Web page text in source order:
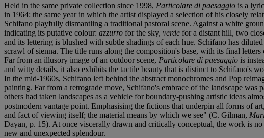
Held in the same private collection since 1998, Particolare di paesaggio is a
in 1964: the same year in which the artist displayed a selection of his closely
Schifano playfully dismantling a traditional pastoral scene. Against a white
indicating its putative colour: azzurro for the sky, verde for a distant hill, two
and its lettering is blushed with subtle shadings of each hue. Schifano has
scrawl of sienna. The title runs along the composition's base, with its final
Far from an illusory image of an outdoor scene, Particolare di paesaggio is
and witty details, it also exhibits the tactile beauty that is distinct to Schifano's
In the mid-1960s, Schifano left behind the abstract monochromes and Pop
painting. Far from a retrograde move, Schifano's embrace of the landscape
others had taken landscapes as a vehicle for boundary-pushing artistic ideas
postmodern vantage point. Emphasising the fictions that underpin all forms of
and fact of viewing itself; the material means by which we see" (C. Gilman,
Dayan, p. 15). At once viscerally drawn and critically conceptual, the work is
new and unexpected splendour.